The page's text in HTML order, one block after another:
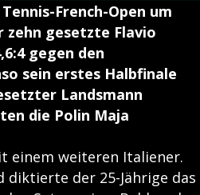
French-Open um
zehn gesetzte Flavio
gegen den
sein erstes Halbfinale
Landsmann
die Polin Maja
einem weiteren Italiener.
diktierte der 25-Jährige das